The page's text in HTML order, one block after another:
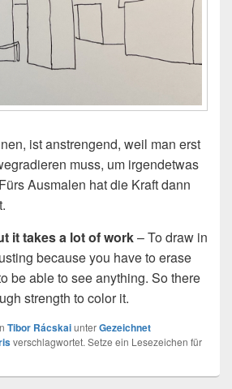
ist anstrengend, weil man erst
muss, um irgendetwas
Ausmalen hat die Kraft dann
it takes a lot of work– To draw in
because you have to erase
be able to see anything. So there
strength to color it.
Tibor RácskaiunterGezeichnet
verschlagwortet. Setze ein Lesezeichen für